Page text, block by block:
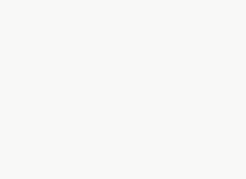
Что означает
Вы могли бы
упаковки или
информация о